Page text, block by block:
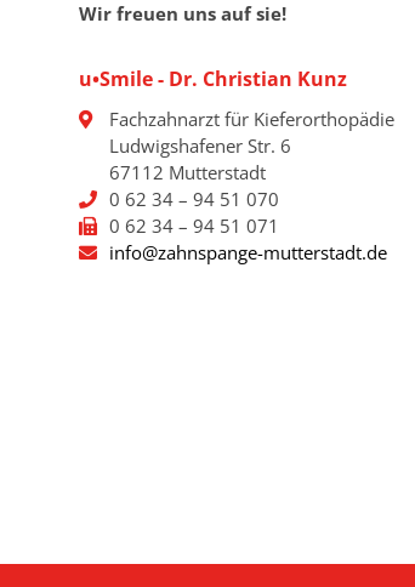
Wir freuen uns auf sie!
u•Smile - Dr. Christian Kunz
Fachzahnarzt für Kieferorthopädie
Ludwigshafener Str. 6
67112 Mutterstadt
0 62 34 – 94 51 070
0 62 34 – 94 51 071
info@zahnspange-mutterstadt.de